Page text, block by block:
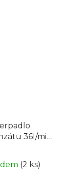
36l/min
(2 ks)